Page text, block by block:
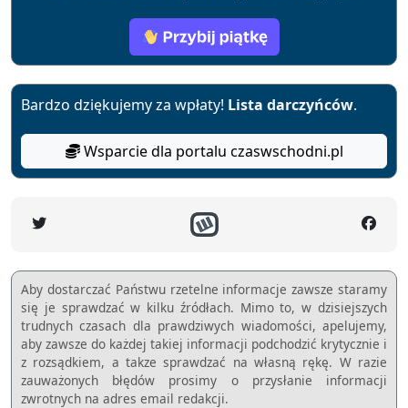
Bardzo dziękujemy za wpłaty! Lista darczyńców.
Wsparcie dla portalu czaswschodni.pl
Aby dostarczać Państwu rzetelne informacje zawsze staramy
się je sprawdzać w kilku źródłach. Mimo to, w dzisiejszych
trudnych czasach dla prawdziwych wiadomości, apelujemy,
aby zawsze do każdej takiej informacji podchodzić krytycznie i
z rozsądkiem, a takze sprawdzać na własną rękę. W razie
zauważonych błędów prosimy o przysłanie informacji
zwrotnych na adres email redakcji.